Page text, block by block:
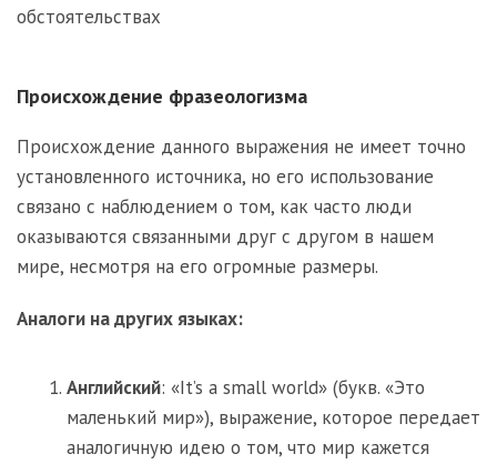
обстоятельствах
Происхождение фразеологизма
Происхождение данного выражения не имеет точно
установленного источника, но его использование
связано с наблюдением о том, как часто люди
оказываются связанными друг с другом в нашем
мире, несмотря на его огромные размеры.
Аналоги на других языках:
Английский: «It’s a small world» (букв. «Это
маленький мир»), выражение, которое передает
аналогичную идею о том, что мир кажется